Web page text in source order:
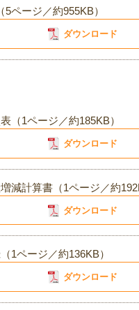
ページ／約955KB）
ダウンロード
（1ページ／約185KB）
ダウンロード
減計算書（1ページ／約
ダウンロード
1ページ／約136KB）
ダウンロード